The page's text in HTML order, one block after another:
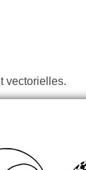
vectorielles.